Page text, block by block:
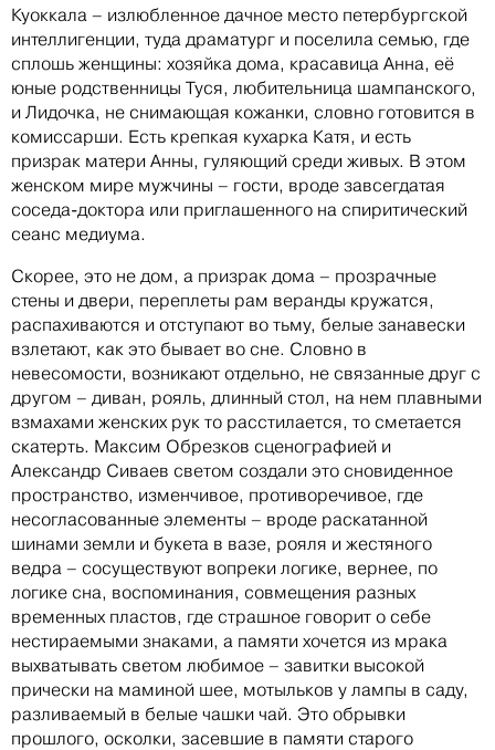
Куоккала – излюбленное дачное место петербургской
интеллигенции, туда драматург и поселила семью, где
сплошь женщины: хозяйка дома, красавица Анна, её
юные родственницы Туся, любительница шампанского,
и Лидочка, не снимающая кожанки, словно готовится в
комиссарши. Есть крепкая кухарка Катя, и есть
призрак матери Анны, гуляющий среди живых. В этом
женском мире мужчины – гости, вроде завсегдатая
соседа-доктора или приглашенного на спиритический
сеанс медиума.
Скорее, это не дом, а призрак дома – прозрачные
стены и двери, переплеты рам веранды кружатся,
распахиваются и отступают во тьму, белые занавески
взлетают, как это бывает во сне. Словно в
невесомости, возникают отдельно, не связанные друг с
другом – диван, рояль, длинный стол, на нем плавными
взмахами женских рук то расстилается, то сметается
скатерть. Максим Обрезков сценографией и
Александр Сиваев светом создали это сновиденное
пространство, изменчивое, противоречивое, где
несогласованные элементы – вроде раскатанной
шинами земли и букета в вазе, рояля и жестяного
ведра – сосуществуют вопреки логике, вернее, по
логике сна, воспоминания, совмещения разных
временных пластов, где страшное говорит о себе
нестираемыми знаками, а памяти хочется из мрака
выхватывать светом любимое – завитки высокой
прически на маминой шее, мотыльков у лампы в саду,
разливаемый в белые чашки чай. Это обрывки
прошлого, осколки, засевшие в памяти старого